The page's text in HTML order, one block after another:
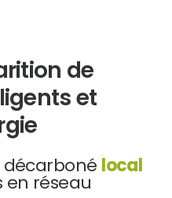
de
et
décarboné local
réseau